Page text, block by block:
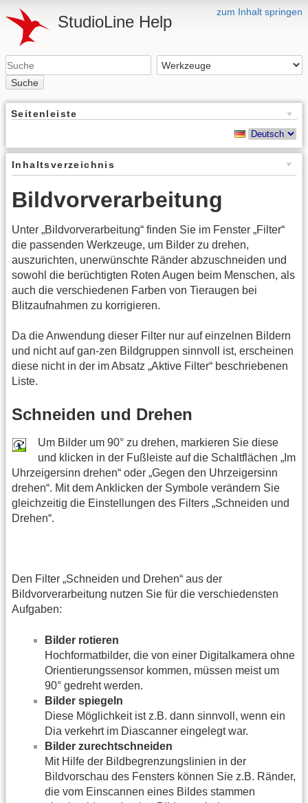
zum Inhalt springen
StudioLine Help
Suche
Seitenleiste
Inhaltsverzeichnis
Bildvorverarbeitung
Unter „Bildvorverarbeitung“ finden Sie im Fenster „Filter“
die passenden Werkzeuge, um Bilder zu drehen,
auszurichten, unerwünschte Ränder abzuschneiden und
sowohl die berüchtigten Roten Augen beim Menschen, als
auch die verschiedenen Farben von Tieraugen bei
Blitzaufnahmen zu korrigieren.
Da die Anwendung dieser Filter nur auf einzelnen Bildern
und nicht auf gan-zen Bildgruppen sinnvoll ist, erscheinen
diese nicht in der im Absatz „Aktive Filter“ beschriebenen
Liste.
Schneiden und Drehen
Um Bilder um 90° zu drehen, markieren Sie diese
und klicken in der Fußleiste auf die Schaltflächen „Im
Uhrzeigersinn drehen“ oder „Gegen den Uhrzeigersinn
drehen“. Mit dem Anklicken der Symbole verändern Sie
gleichzeitig die Einstellungen des Filters „Schneiden und
Drehen“.
Den Filter „Schneiden und Drehen“ aus der
Bildvorverarbeitung nutzen Sie für die verschiedensten
Aufgaben:
Bilder rotieren
Hochformatbilder, die von einer Digitalkamera ohne
Orientierungssensor kommen, müssen meist um
90° gedreht werden.
Bilder spiegeln
Diese Möglichkeit ist z.B. dann sinnvoll, wenn ein
Dia verkehrt im Diascanner eingelegt war.
Bilder zurechtschneiden
Mit Hilfe der Bildbegrenzungslinien in der
Bildvorschau des Fensters können Sie z.B. Ränder,
die vom Einscannen eines Bildes stammen